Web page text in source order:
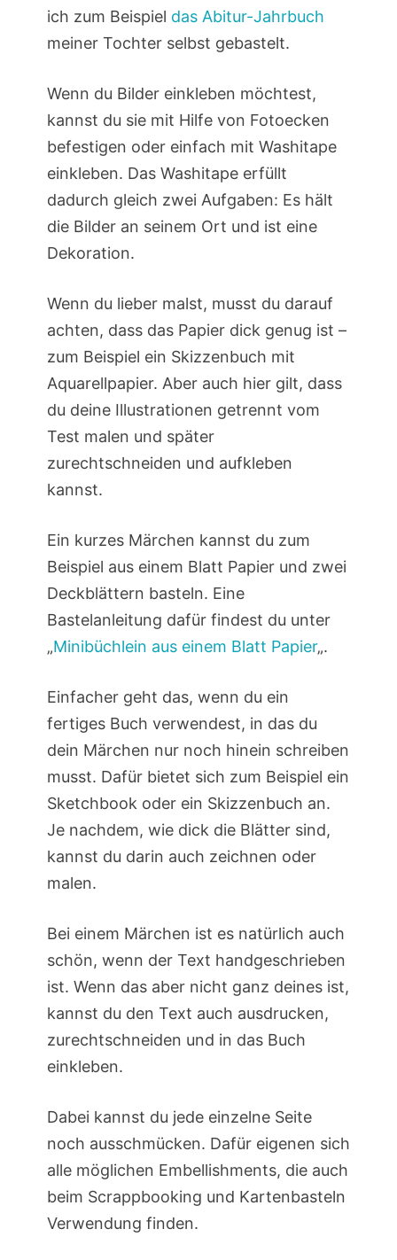
ich zum Beispiel das Abitur-Jahrbuch
meiner Tochter selbst gebastelt.
Wenn du Bilder einkleben möchtest,
kannst du sie mit Hilfe von Fotoecken
befestigen oder einfach mit Washitape
einkleben. Das Washitape erfüllt
dadurch gleich zwei Aufgaben: Es hält
die Bilder an seinem Ort und ist eine
Dekoration.
Wenn du lieber malst, musst du darauf
achten, dass das Papier dick genug ist –
zum Beispiel ein Skizzenbuch mit
Aquarellpapier. Aber auch hier gilt, dass
du deine Illustrationen getrennt vom
Test malen und später
zurechtschneiden und aufkleben
kannst.
Ein kurzes Märchen kannst du zum
Beispiel aus einem Blatt Papier und zwei
Deckblättern basteln. Eine
Bastelanleitung dafür findest du unter
„Minibüchlein aus einem Blatt Papier„.
Einfacher geht das, wenn du ein
fertiges Buch verwendest, in das du
dein Märchen nur noch hinein schreiben
musst. Dafür bietet sich zum Beispiel ein
Sketchbook oder ein Skizzenbuch an.
Je nachdem, wie dick die Blätter sind,
kannst du darin auch zeichnen oder
malen.
Bei einem Märchen ist es natürlich auch
schön, wenn der Text handgeschrieben
ist. Wenn das aber nicht ganz deines ist,
kannst du den Text auch ausdrucken,
zurechtschneiden und in das Buch
einkleben.
Dabei kannst du jede einzelne Seite
noch ausschmücken. Dafür eigenen sich
alle möglichen Embellishments, die auch
beim Scrappbooking und Kartenbasteln
Verwendung finden.